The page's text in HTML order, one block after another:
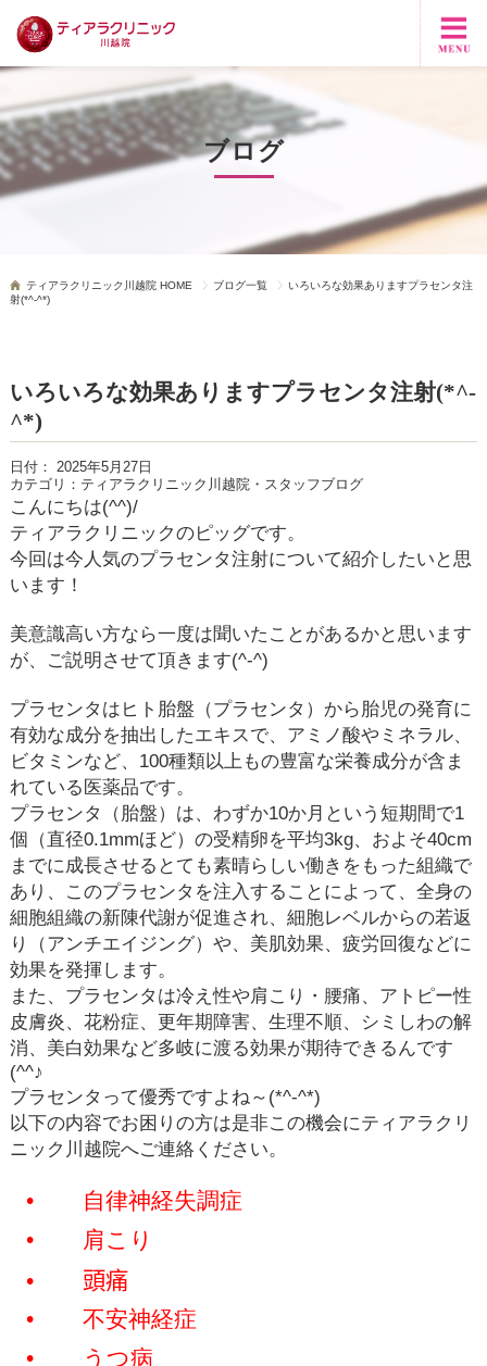
ブログ
ティアラクリニック川越院 HOME ブログ一覧
いろいろな効果ありますプラセンタ注
射(*^-^*)
いろいろな効果ありますプラセンタ注射(*^-
^*)
日付： 2025年5月27日
カテゴリ： ティアラクリニック川越院・スタッフブログ
こんにちは(^^)/
ティアラクリニックのピッグです。
今回は今人気のプラセンタ注射について紹介したいと思
います！
美意識高い方なら一度は聞いたことがあるかと思います
が、ご説明させて頂きます(^-^)
プラセンタはヒト胎盤（プラセンタ）から胎児の発育に
有効な成分を抽出したエキスで、アミノ酸やミネラル、
ビタミンなど、 100種類以上もの豊富な栄養成分が含ま
れている医薬品です。
プラセンタ（胎盤）は、わずか10か月という短期間で1
個（直径0.1mmほど）の受精卵を平均3kg、およそ40cm
までに成長させるとても素晴らしい働きをもった組織で
あり、このプラセンタを注入することによって、全身の
細胞組織の新陳代謝が促進され、細胞レベルからの若返
り（アンチエイジング）や、美肌効果、疲労回復などに
効果を発揮します。
また、プラセンタは冷え性や肩こり・腰痛、アトピー性
皮膚炎、花粉症、更年期障害、生理不順、シミしわの解
消、美白効果など多岐に渡る効果が期待できるんです
(^^♪
プラセンタって優秀ですよね～ (*^-^*)
以下の内容でお困りの方は是非この機会にティアラクリ
ニック川越院へご連絡ください。
•
自律神経失調症
•
肩こり
•
頭痛
•
不安神経症
•
うつ病